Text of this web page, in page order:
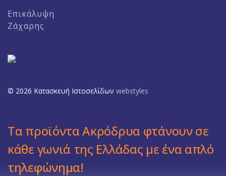
Επικάλυψη
Ζάχαρης
© 2026 Κατασκευή Ιστοσελίδων webstyles
Τα προϊόντα Ακρόδρυα φτάνουν σε
κάθε γωνιά της Ελλάδας με ένα απλό
τηλεφώνημα!